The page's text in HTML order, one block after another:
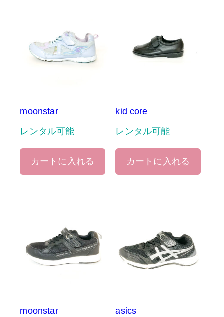
moonstar
レンタル可能
カートに入れる
kid core
レンタル可能
カートに入れる
moonstar
asics